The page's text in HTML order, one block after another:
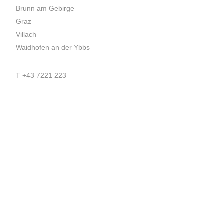
Brunn am Gebirge
Graz
Villach
Waidhofen an der Ybbs
T +43 7221 223